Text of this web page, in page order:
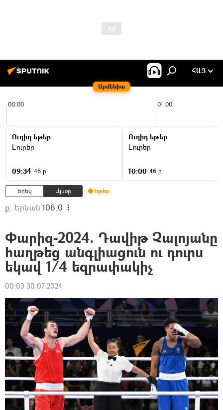
Արմենիա
ՀԱՅ
00:00 01:00
Ուղիղ եթեր
Լուրեր
09:34 46 ր
Ուղիղ եթեր
Լուրեր
10:00 46 ր
Երեկ Այսօր Եթեր
ք. Երևան 106.0
Փարիզ-2024. Դավիթ Չալոյանը
հաղթեց անգլիացուն ու դուրս
եկավ 1/4 եզրափակիչ
00:03 30.07.2024